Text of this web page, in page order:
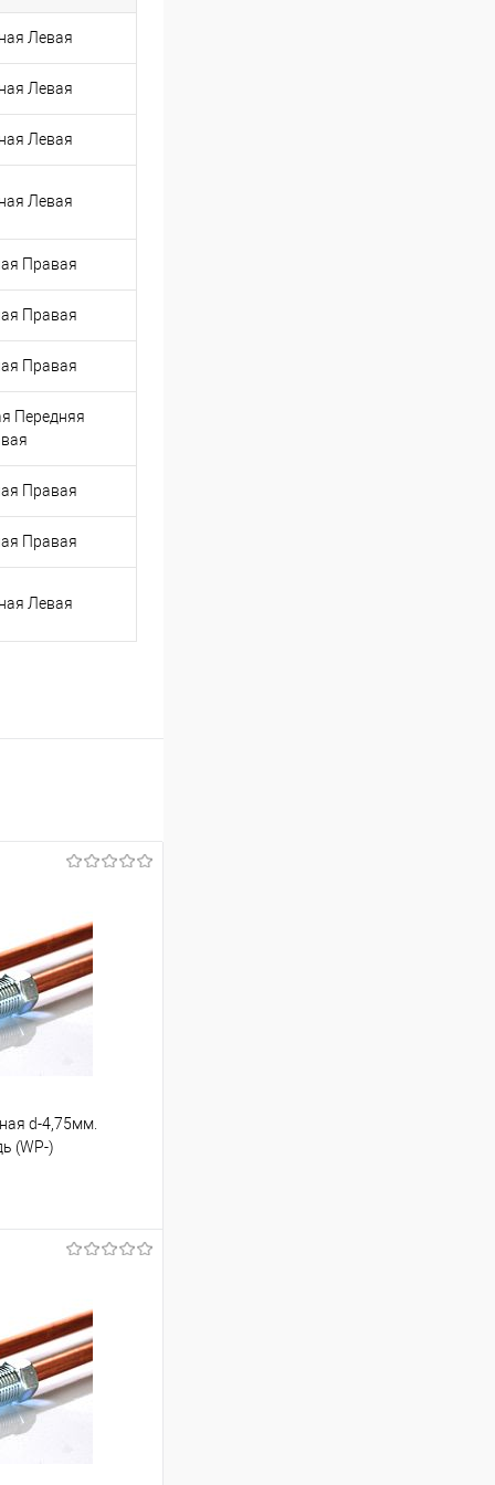
Левая
Левая
Левая
Левая
Правая
Правая
Правая
Передняя
Правая
Правая
Левая
d-4,75мм.
(WP-)
Под заказ